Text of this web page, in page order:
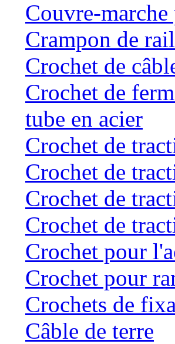
Couvre-
Crampon de
Crochet de
Crochet de
tube en acier
Crochet de
Crochet de
Crochet de
Crochet de
Crochet pour
Crochet pour
Crochets de
Câble de terre